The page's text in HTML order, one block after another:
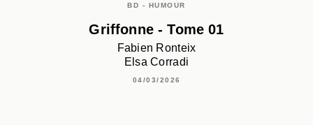
BD - HUMOUR
Griffonne - Tome 01
Fabien Ronteix
Elsa Corradi
04/03/2026